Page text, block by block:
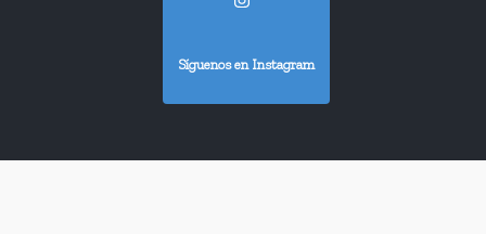
Síguenos en Instagram